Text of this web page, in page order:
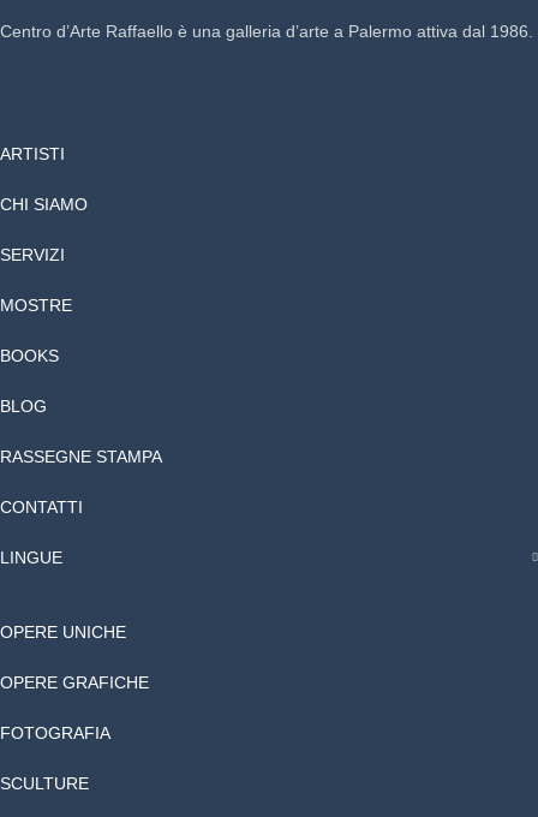
Centro d’Arte Raffaello è una galleria d’arte a Palermo attiva dal 1986.
ARTISTI
CHI SIAMO
SERVIZI
MOSTRE
BOOKS
BLOG
RASSEGNE STAMPA
CONTATTI
LINGUE
OPERE UNICHE
OPERE GRAFICHE
FOTOGRAFIA
SCULTURE